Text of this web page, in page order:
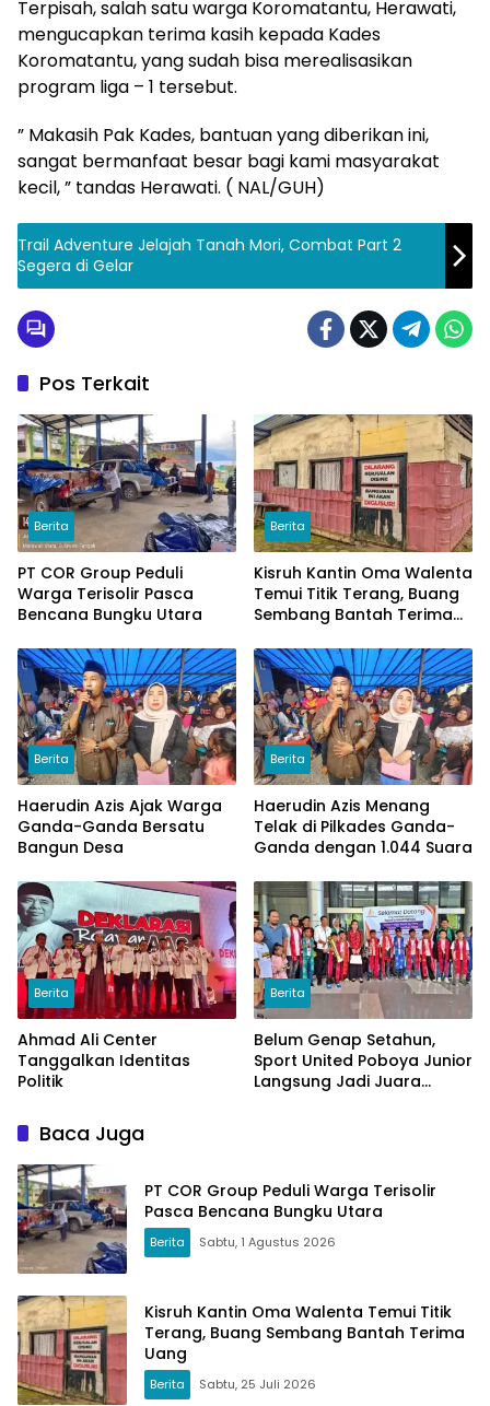
Terpisah, salah satu warga Koromatantu, Herawati,
mengucapkan terima kasih kepada Kades
Koromatantu, yang sudah bisa merealisasikan
program liga – 1 tersebut.
” Makasih Pak Kades, bantuan yang diberikan ini,
sangat bermanfaat besar bagi kami masyarakat
kecil, ” tandas Herawati. ( NAL/GUH)
Trail Adventure Jelajah Tanah Mori, Combat Part 2
Segera di Gelar
Pos Terkait
Berita
PT COR Group Peduli
Warga Terisolir Pasca
Bencana Bungku Utara
Berita
Kisruh Kantin Oma Walenta
Temui Titik Terang, Buang
Sembang Bantah Terima
Berita
Haerudin Azis Ajak Warga
Ganda-Ganda Bersatu
Bangun Desa
Berita
Haerudin Azis Menang
Telak di Pilkades Ganda-
Ganda dengan 1.044 Suara
Berita
Ahmad Ali Center
Tanggalkan Identitas
Politik
Berita
Belum Genap Setahun,
Sport United Poboya Junior
Langsung Jadi Juara
Baca Juga
PT COR Group Peduli Warga Terisolir
Pasca Bencana Bungku Utara
Berita Sabtu, 1 Agustus 2026
Kisruh Kantin Oma Walenta Temui Titik
Terang, Buang Sembang Bantah Terima
Uang
Berita Sabtu, 25 Juli 2026